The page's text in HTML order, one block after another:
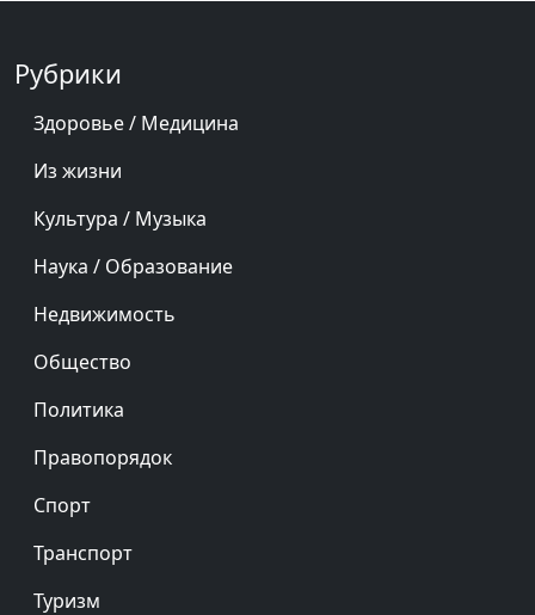
Рубрики
Здоровье / Медицина
Из жизни
Культура / Музыка
Наука / Образование
Недвижимость
Общество
Политика
Правопорядок
Спорт
Транспорт
Туризм